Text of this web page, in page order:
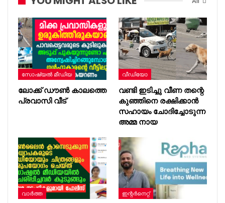
സോഷ്യൽ മീഡിയ
ലോക്ക് ഡൗൺ കാലത്തെ
പ്രവാസി വീട്
വീഡിയോ
വണ്ടി ഇടിച്ചു വീണ തന്റെ
കുഞ്ഞിനെ രക്ഷിക്കാൻ
സഹായം ചോദിച്ചോടുന്ന
അമ്മ നായ
വാർത്ത ഇന്റര്‍നെറ്റ്